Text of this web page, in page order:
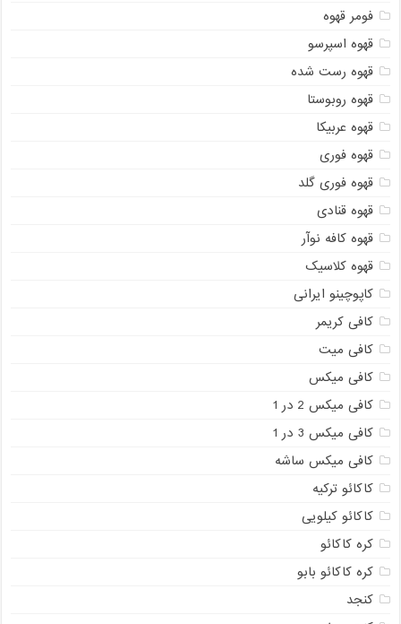
فومر قهوه
قهوه اسپرسو
قهوه رست شده
قهوه روبوستا
قهوه عربیکا
قهوه فوری
قهوه فوری گلد
قهوه قنادی
قهوه کافه نوآر
قهوه کلاسیک
کاپوچینو ایرانی
کافی کریمر
کافی میت
کافی میکس
کافی میکس 2 در 1
کافی میکس 3 در 1
کافی میکس ساشه
کاکائو ترکیه
کاکائو کیلویی
کره کاکائو
کره کاکائو بابو
کنجد